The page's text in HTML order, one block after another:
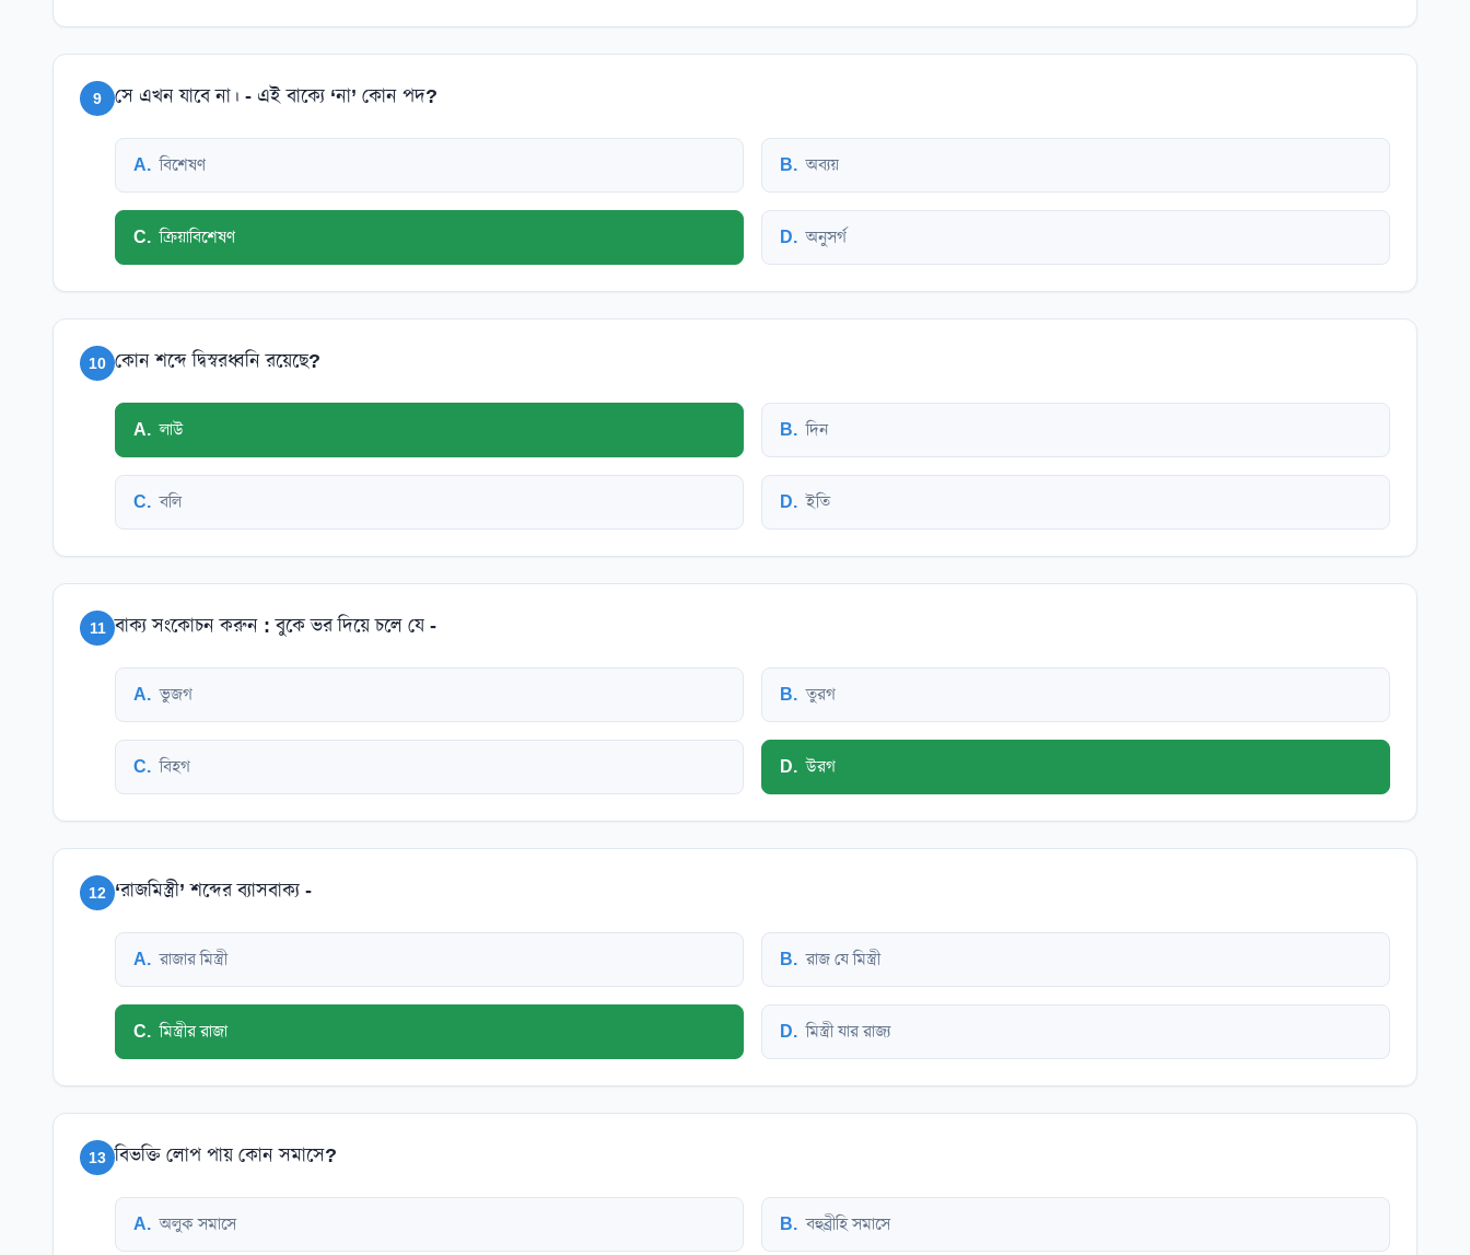
9 সে এখন যাবে না। - এই বাক্যে ‘না’ কোন পদ?
A. বিশেষণ B. অব্যয়
C. ক্রিয়াবিশেষণ D. অনুসর্গ
10 কোন শব্দে দ্বিস্বরধ্বনি রয়েছে?
A. লাউ B. দিন
C. বলি D. ইতি
11 বাক্য সংকোচন করুন : বুকে ভর দিয়ে চলে যে -
A. ভুজগ B. তুরগ
C. বিহগ D. উরগ
12 ‘রাজমিস্ত্রী’ শব্দের ব্যাসবাক্য -
A. রাজার মিস্ত্রী B. রাজ যে মিস্ত্রী
C. মিস্ত্রীর রাজা D. মিস্ত্রী যার রাজ্য
13 বিভক্তি লোপ পায় কোন সমাসে?
A. অলুক সমাসে B. বহুব্রীহি সমাসে